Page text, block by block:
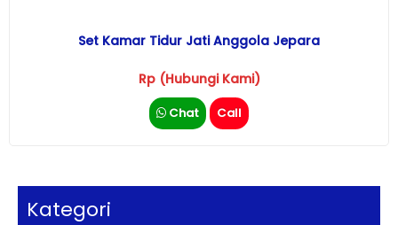
Set Kamar Tidur Jati Anggola Jepara
Rp (Hubungi Kami)
Chat Call
Kategori